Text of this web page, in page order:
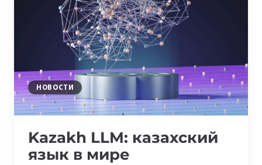
БОЛЕЕ
ДОСТУПНЫМ
НА
КАЗАХСКОМ
ЯЗЫКЕ
НОВОСТИ
Kazakh LLM: казахский
язык в мире